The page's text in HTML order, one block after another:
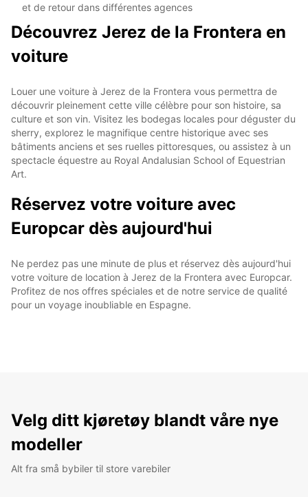
et de retour dans différentes agences
Découvrez Jerez de la Frontera en
voiture
Louer une voiture à Jerez de la Frontera vous permettra de
découvrir pleinement cette ville célèbre pour son histoire, sa
culture et son vin. Visitez les bodegas locales pour déguster du
sherry, explorez le magnifique centre historique avec ses
bâtiments anciens et ses ruelles pittoresques, ou assistez à un
spectacle équestre au Royal Andalusian School of Equestrian
Art.
Réservez votre voiture avec
Europcar dès aujourd'hui
Ne perdez pas une minute de plus et réservez dès aujourd'hui
votre voiture de location à Jerez de la Frontera avec Europcar.
Profitez de nos offres spéciales et de notre service de qualité
pour un voyage inoubliable en Espagne.
Velg ditt kjøretøy blandt våre nye
modeller
Alt fra små bybiler til store varebiler